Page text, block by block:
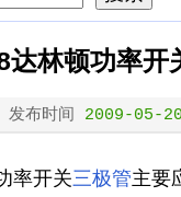
达林顿功率开
发布时间 2009-05-20
率开关三极管主要